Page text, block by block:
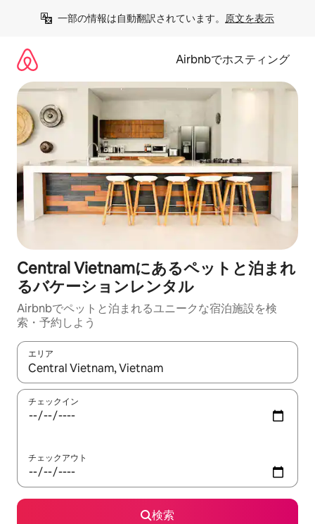
一部の情報は自動翻訳されています。 原文を表示
Airbnbでホスティング
Central Vietnamにあるペットと泊まれ
るバケーションレンタル
Airbnbでペットと泊まれるユニークな宿泊施設を検
索・予約しよう
エリア
検索結果が表示されたら、上下の矢印キーを使って移動するか
チェックイン
チェックアウト
検索